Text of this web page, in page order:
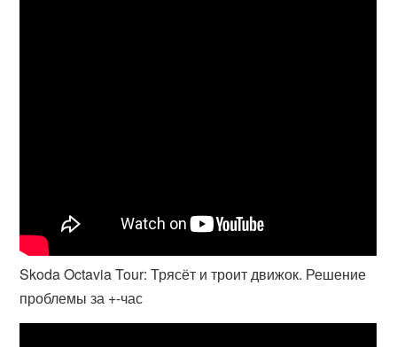
Skoda Octavia Tour: Трясёт и троит движок. Решение
проблемы за +-час